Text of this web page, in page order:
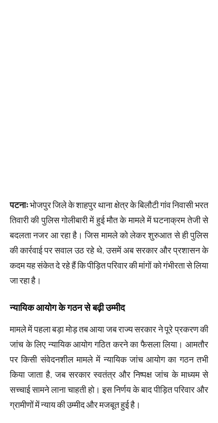
पटनाःभोजपुर जिले के शाहपुर थाना क्षेत्र के बिलौटी गांव निवासी भरत
तिवारी की पुलिस गोलीबारी में हुई मौत के मामले में घटनाक्रम तेजी से
बदलता नजर आ रहा है। जिस मामले को लेकर शुरुआत से ही पुलिस
की कार्रवाई पर सवाल उठ रहे थे, उसमें अब सरकार और प्रशासन के
कदम यह संकेत दे रहे हैं कि पीड़ित परिवार की मांगों को गंभीरता से लिया
जा रहा है।
न्यायिक आयोग के गठन से बढ़ी उम्मीद
मामले में पहला बड़ा मोड़ तब आया जब राज्य सरकार ने पूरे प्रकरण की
जांच के लिए न्यायिक आयोग गठित करने का फैसला लिया। आमतौर
पर किसी संवेदनशील मामले में न्यायिक जांच आयोग का गठन तभी
किया जाता है, जब सरकार स्वतंत्र और निष्पक्ष जांच के माध्यम से
सच्चाई सामने लाना चाहती हो। इस निर्णय के बाद पीड़ित परिवार और
ग्रामीणों में न्याय की उम्मीद और मजबूत हुई है।